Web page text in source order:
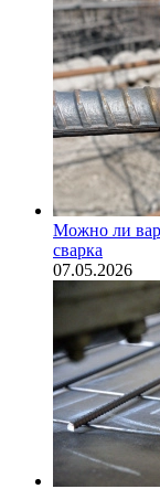
Можно ли
сварка
07.05.2026